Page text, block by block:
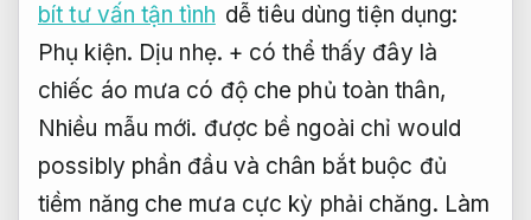
bít tư vấn tận tình dễ tiêu dùng tiện dụng:
Phụ kiện. Dịu nhẹ. + có thể thấy đây là
chiếc áo mưa có độ che phủ toàn thân,
Nhiều mẫu mới. được bề ngoài chỉ would
possibly phần đầu và chân bắt buộc đủ
tiềm năng che mưa cực kỳ phải chăng. Làm